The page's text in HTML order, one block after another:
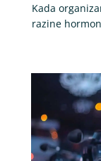
Kada
razine